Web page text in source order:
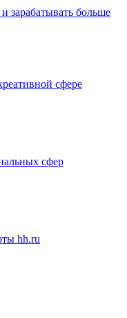
зарабатывать больше
сфере
сфер
hh.ru